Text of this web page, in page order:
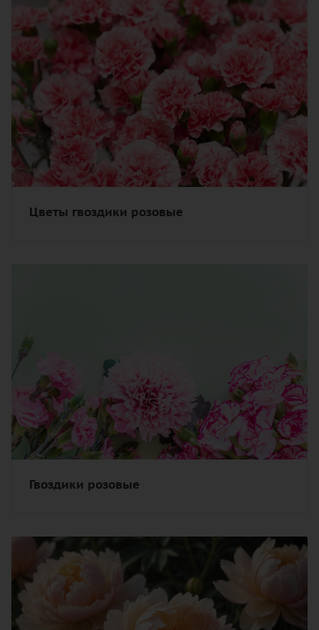
Цветы гвоздики розовые
Гвоздики розовые